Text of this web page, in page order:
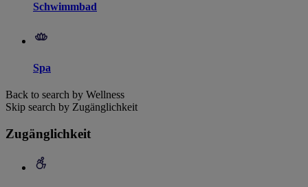
Schwimmbad
Spa
Back to search by Wellness
Skip search by Zugänglichkeit
Zugänglichkeit